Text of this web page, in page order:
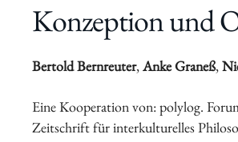
Konzeption und
Bertold Bernreuter,Anke Graneß,
Eine Kooperation von: polylog.
Zeitschrift für interkulturelles